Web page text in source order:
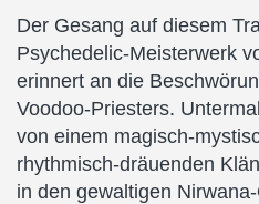
Der Gesang auf diesem
Psychedelic-Meisterwerk
erinnert an die
Voodoo-Priesters.
von einem magisch-
rhythmisch-dräuenden
in den gewaltigen